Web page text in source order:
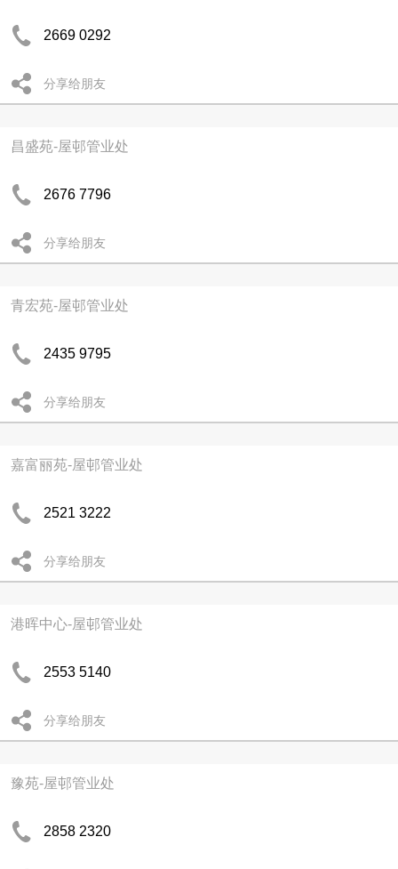
2669 0292
分享给朋友
昌盛苑-屋邨管业处
2676 7796
分享给朋友
青宏苑-屋邨管业处
2435 9795
分享给朋友
嘉富丽苑-屋邨管业处
2521 3222
分享给朋友
港晖中心-屋邨管业处
2553 5140
分享给朋友
豫苑-屋邨管业处
2858 2320